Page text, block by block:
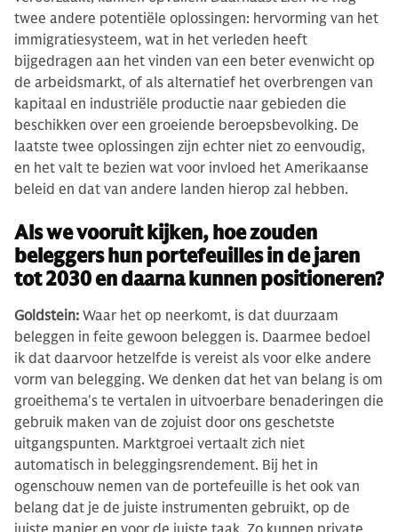
twee andere potentiële oplossingen: hervorming van het
immigratiesysteem, wat in het verleden heeft
bijgedragen aan het vinden van een beter evenwicht op
de arbeidsmarkt, of als alternatief het overbrengen van
kapitaal en industriële productie naar gebieden die
beschikken over een groeiende beroepsbevolking. De
laatste twee oplossingen zijn echter niet zo eenvoudig,
en het valt te bezien wat voor invloed het Amerikaanse
beleid en dat van andere landen hierop zal hebben.
Als we vooruit kijken, hoe zouden
beleggers hun portefeuilles in de jaren
tot 2030 en daarna kunnen positioneren?
Goldstein: Waar het op neerkomt, is dat duurzaam
beleggen in feite gewoon beleggen is. Daarmee bedoel
ik dat daarvoor hetzelfde is vereist als voor elke andere
vorm van belegging. We denken dat het van belang is om
groeithema's te vertalen in uitvoerbare benaderingen die
gebruik maken van de zojuist door ons geschetste
uitgangspunten. Marktgroei vertaalt zich niet
automatisch in beleggingsrendement. Bij het in
ogenschouw nemen van de portefeuille is het ook van
belang dat je de juiste instrumenten gebruikt, op de